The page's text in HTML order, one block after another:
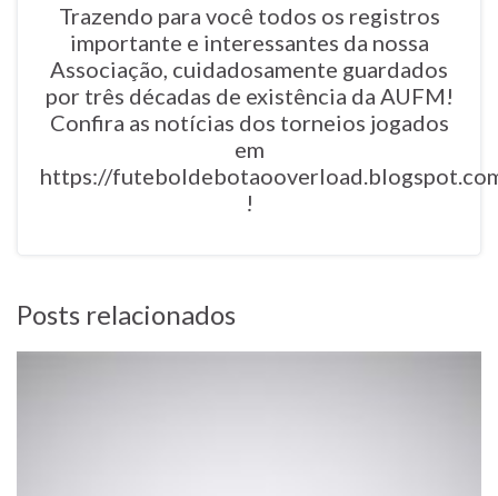
Trazendo para você todos os registros
importante e interessantes da nossa
Associação, cuidadosamente guardados
por três décadas de existência da AUFM!
Confira as notícias dos torneios jogados
em
https://
!
Posts relacionados